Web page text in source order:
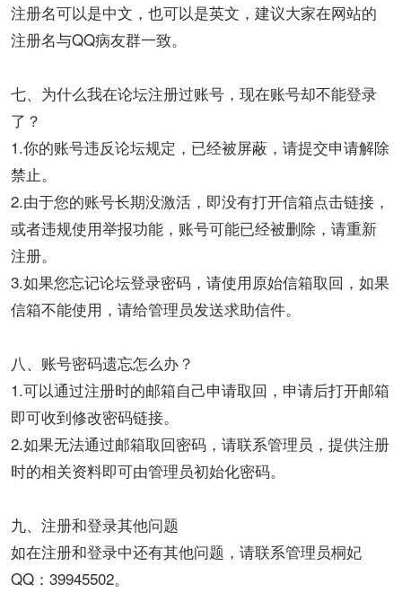
注册名可以是中文，也可以是英文，建议大家在网站的
注册名与QQ病友群一致。
七、为什么我在论坛注册过账号，现在账号却不能登录
了？
1.你的账号违反论坛规定，已经被屏蔽，请提交申请解除
禁止。
2.由于您的账号长期没激活，即没有打开信箱点击链接，
或者违规使用举报功能，账号可能已经被删除，请重新
注册。
3.如果您忘记论坛登录密码，请使用原始信箱取回，如果
信箱不能使用，请给管理员发送求助信件。
八、账号密码遗忘怎么办？
1.可以通过注册时的邮箱自己申请取回，申请后打开邮箱
即可收到修改密码链接。
2.如果无法通过邮箱取回密码，请联系管理员，提供注册
时的相关资料即可由管理员初始化密码。
九、注册和登录其他问题
如在注册和登录中还有其他问题，请联系管理员桐妃
QQ：39945502。